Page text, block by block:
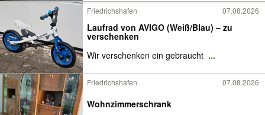
Friedrichshafen 07.08.2026
Laufrad von AVIGO (Weiß/Blau) – zu
verschenken
​Wir verschenken ein gebraucht ...
Friedrichshafen 07.08.2026
Wohnzimmerschrank